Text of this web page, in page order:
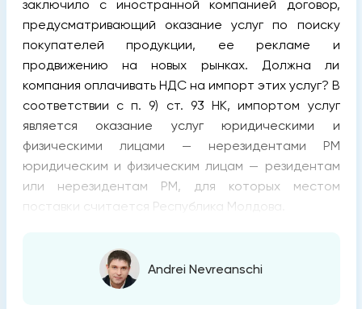
заключило с иностранной компанией договор,
предусматривающий оказание услуг по поиску
покупателей продукции, ее рекламе и
продвижению на новых рынках. Должна ли
компания оплачивать НДС на импорт этих услуг? В
соответствии с п. 9) ст. 93 НК, импортом услуг
является оказание услуг юридическими и
физическими лицами — нерезидентами РМ
юридическим и физическим лицам — резидентам
или нерезидентам РМ, для которых местом
поставки считается Республика Молдова.
Andrei Nevreanschi